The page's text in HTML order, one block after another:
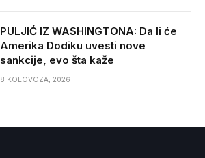
PULJIĆ IZ WASHINGTONA: Da li će
Amerika Dodiku uvesti nove
sankcije, evo šta kaže
8 KOLOVOZA, 2026